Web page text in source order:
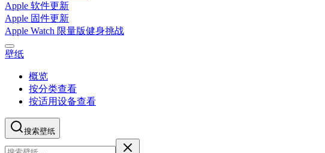
Apple 软件更新
Apple 固件更新
Apple Watch 限量版健身挑战
壁纸
概览
按分类查看
按适用设备查看
搜索壁纸